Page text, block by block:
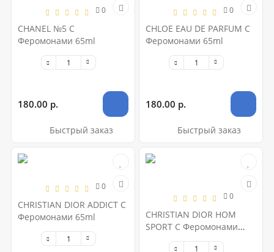
0
CHANEL №5 С
Феромонами 65ml
180.00 р.
Быстрый заказ
0
CHLOE EAU DE PARFUM С
Феромонами 65ml
180.00 р.
Быстрый заказ
0
CHRISTIAN DIOR ADDICT С
Феромонами 65ml
0
CHRISTIAN DIOR HOM
SPORT С Феромонами